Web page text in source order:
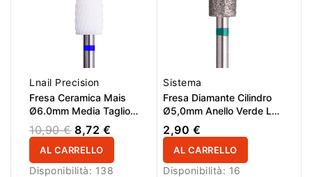
Lnail Precision
Fresa Ceramica Mais
Ø6.0mm Media Taglio
Incrociato LL 14.5mm L/R
10,90 € 8,72 €
AL CARRELLO
Disponibilità: 138
Sistema
Fresa Diamante Cilindro
Ø5,0mm Anello Verde LL
9,0mm
2,90 €
AL CARRELLO
Disponibilità: 16